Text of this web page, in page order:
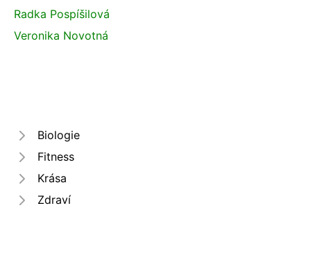
Radka Pospíšilová
Veronika Novotná
Biologie
Fitness
Krása
Zdraví